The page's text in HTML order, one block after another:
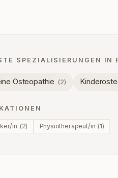
SPEZIALISIERUNGEN IN
Osteopathie (2)
in (2) Physiotherapeut/in (1)